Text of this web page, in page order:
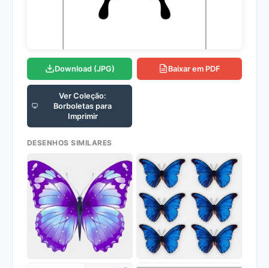
Download (JPG) Baixar em PDF
Ver Coleção:
Borboletas para
Imprimir
DESENHOS SIMILARES